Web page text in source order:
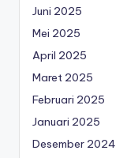
Juni 2025
Mei 2025
April 2025
Maret 2025
Februari 2025
Januari 2025
Desember 2024